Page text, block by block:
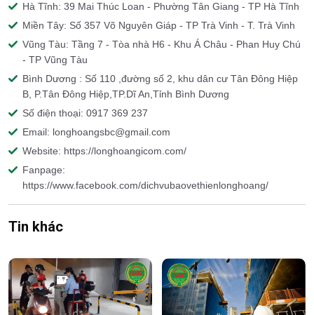
Hà Tĩnh: 39 Mai Thúc Loan - Phường Tân Giang - TP Hà Tĩnh
Miền Tây: Số 357 Võ Nguyên Giáp - TP Trà Vinh - T. Trà Vinh
Vũng Tàu: Tầng 7 - Tòa nhà H6 - Khu Á Châu - Phan Huy Chú
- TP Vũng Tàu
Bình Dương : Số 110 ,đường số 2, khu dân cư Tân Đông Hiệp
B, P.Tân Đông Hiệp,TP.Dĩ An,Tỉnh Bình Dương
Số điện thoại: 0917 369 237
Email: longhoangsbc@gmail.com
Website: https://longhoangicom.com/
Fanpage:
https://www.facebook.com/dichvubaovethienlonghoang/
Tin khác